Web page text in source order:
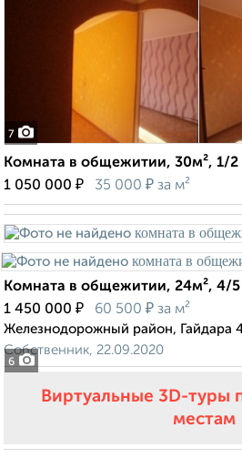
7
Комната в общежитии, 30м², 1/2
1 050 000 ₽ 35 000 ₽ за м²
6
Комната в общежитии, 24м², 4/
1 450 000 ₽ 60 500 ₽ за м²
Железнодорожный район, Гайдара
Собственник, 22.09.2020
Виртуальные 3D-туры
местам